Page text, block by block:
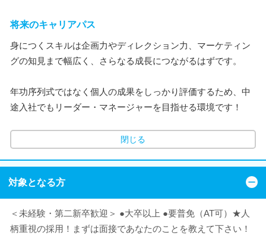
将来のキャリアパス
身につくスキルは企画力やディレクション力、マーケティン
グの知見まで幅広く、さらなる成長につながるはずです。
年功序列式ではなく個人の成果をしっかり評価するため、中
途入社でもリーダー・マネージャーを目指せる環境です！
閉じる
対象となる方
＜未経験・第二新卒歓迎＞ ●大卒以上 ●要普免（AT可）★人
柄重視の採用！まずは面接であなたのことを教えて下さい！